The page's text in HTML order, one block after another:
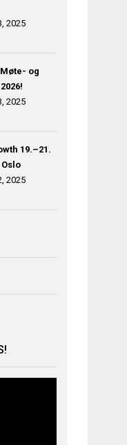
2025
og
2025
19.–21.
2025